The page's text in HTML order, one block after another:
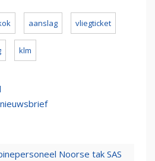
aanslag vliegticket
klm
Noorse tak SAS